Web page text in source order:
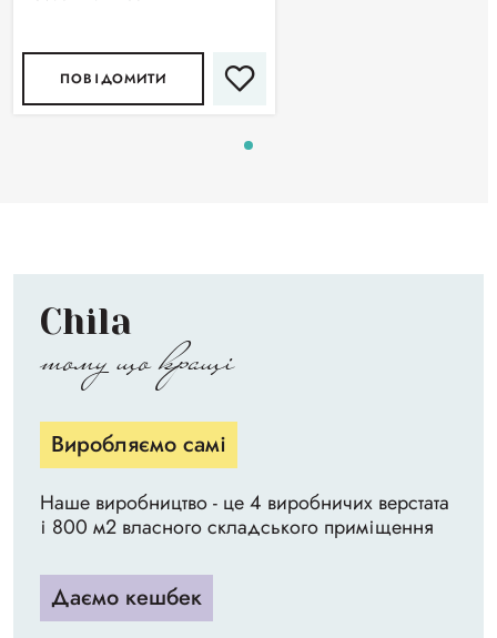
ПОВІДОМИТИ
Chila
тому що кращі
Виробляємо самі
Наше виробництво - це 4 виробничих верстата
і 800 м2 власного складського приміщення
Даємо кешбек